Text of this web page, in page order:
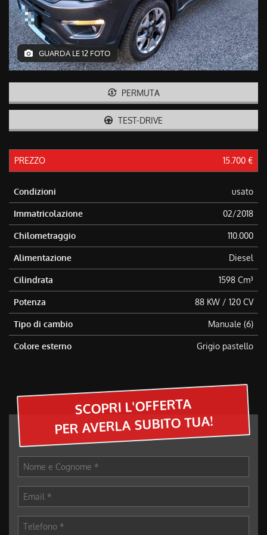
GUARDA LE 12 FOTO
PERMUTA
TEST-DRIVE
PREZZO 15.700 €
Condizioni usato
Immatricolazione 02/2018
Chilometraggio 110.000
Alimentazione Diesel
Cilindrata 1598 Cm³
Potenza 88 KW / 120 CV
Tipo di cambio Manuale (6)
Colore esterno Grigio pastello
SCOPRI L'OFFERTA
PER AVERLA SUBITO TUA!
tracciamento
che
adottiamo
per
offrire
le
svolgere
le
seguito
descritte.
Per
maggiori
sull'utilità
e
funzionamento
di
questi
strumenti
di
tracciamento
si
rimanda
alla
rivedere
e
modificare
le
tue
scelte
momento.